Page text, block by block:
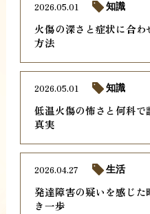
火傷の深さと症状に合
方法
2026.05.01 知識
低温火傷の怖さと何科で
真実
2026.05.01 知識
発達障害の疑いを感じ
き一歩
2026.04.27 生活